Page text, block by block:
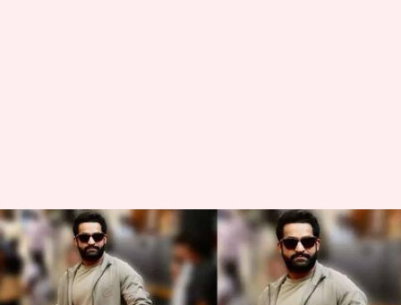
Devara:'దేవర' చూసే వరకూ
బతికించండి.. ఎన్టీఆర్ అభిమాని
అవేదన